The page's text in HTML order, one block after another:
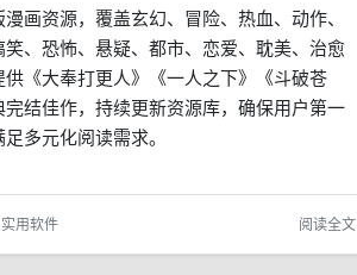
画资源，覆盖玄幻、冒险、热血、动作、
、恐怖、悬疑、都市、恋爱、耽美、治愈
《大奉打更人》《一人之下》《斗破苍
结佳作，持续更新资源库，确保用户第一
多元化阅读需求。
实用软件 阅读全文